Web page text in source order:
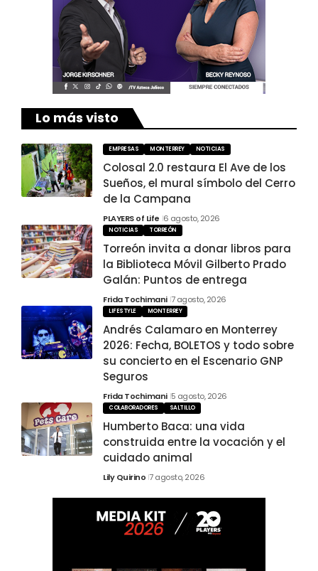
Lo más visto
EMPRESAS MONTERREY NOTICIAS
Colosal 2.0 restaura El Ave de los
Sueños, el mural símbolo del Cerro
de la Campana
PLAYERS of Life 6 agosto, 2026
NOTICIAS TORREÓN
Torreón invita a donar libros para
la Biblioteca Móvil Gilberto Prado
Galán: Puntos de entrega
Frida Tochimani 7 agosto, 2026
LIFESTYLE MONTERREY
Andrés Calamaro en Monterrey
2026: Fecha, BOLETOS y todo sobre
su concierto en el Escenario GNP
Seguros
Frida Tochimani 5 agosto, 2026
COLABORADORES SALTILLO
Humberto Baca: una vida
construida entre la vocación y el
cuidado animal
Lily Quirino 7 agosto, 2026